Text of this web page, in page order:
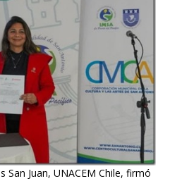
Juan, UNACEM Chile, firmó